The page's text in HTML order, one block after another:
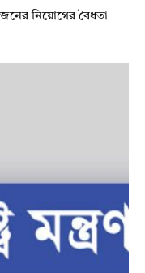
নিয়োগের বৈধতা